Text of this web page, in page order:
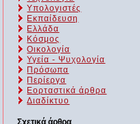
Υπολογιστές
Εκπαίδευση
Ελλάδα
Κόσμος
Οικολογία
Υγεία - Ψυχολογία
Πρόσωπα
Περίεργα
Εορταστικά άρθρα
Διαδίκτυο